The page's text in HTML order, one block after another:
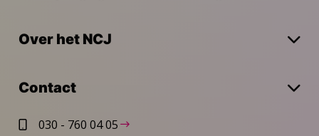
Over het NCJ
Contact
030 - 760 04 05